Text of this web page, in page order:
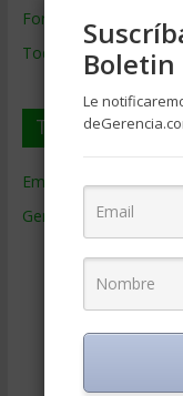
Formación de Gerencia
Todos los Temas
Temas de
Empresas de Gerencia
Gerencia
(9.477)
Ciencias
Contabilidad(466)
Educacion
Boletin
Le